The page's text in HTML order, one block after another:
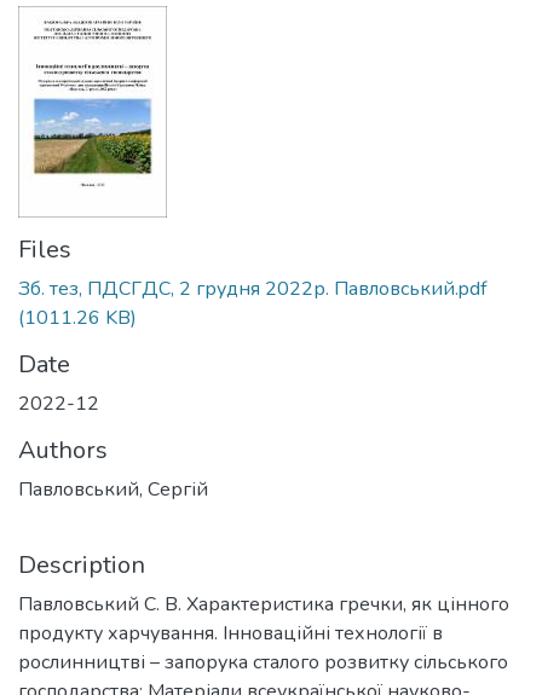
Files
Зб. тез, ПДСГДС, 2 грудня 2022р. Павловський.pdf
(1011.26 KB)
Date
2022-12
Authors
Павловський, Сергій
Description
Павловський С. В. Характеристика гречки, як цінного
продукту харчування. Інноваційні технології в
рослинництві – запорука сталого розвитку сільського